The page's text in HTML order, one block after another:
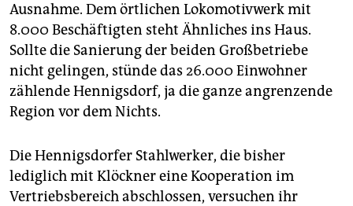
Ausnahme. Dem örtlichen Lokomotivwerk mit
8.000 Beschäftigten steht Ähnliches ins Haus.
Sollte die Sanierung der beiden Großbetriebe
nicht gelingen, stünde das 26.000 Einwohner
zählende Hennigsdorf, ja die ganze angrenzende
Region vor dem Nichts.
Die Hennigsdorfer Stahlwerker, die bisher
lediglich mit Klöckner eine Kooperation im
Vertriebsbereich abschlossen, versuchen ihr